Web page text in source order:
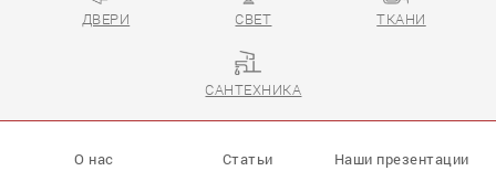
ДВЕРИ СВЕТ ТКАНИ
САНТЕХНИКА
О нас Статьи
Наши презентации